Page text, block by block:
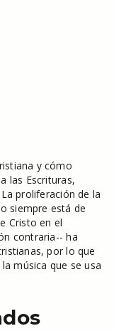
y cómo
las Escrituras,
proliferación de la
siempre está de
Cristo en el
contraria-- ha
por lo que
música que se usa